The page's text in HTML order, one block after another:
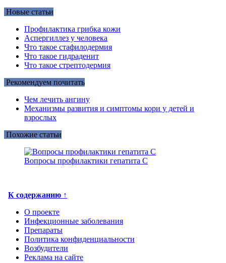
Новые статьи
Профилактика грибка кожи
Аспергиллез у человека
Что такое стафилодермия
Что такое гидраденит
Что такое стрептодермия
Рекомендуем почитать
Чем лечить ангину
Механизмы развития и симптомы кори у детей и
взрослых
Похожие статьи
Вопросы профилактики гепатита С
К содержанию ↑
О проекте
Инфекционные заболевания
Препараты
Политика конфиденциальности
Возбудители
Реклама на сайте